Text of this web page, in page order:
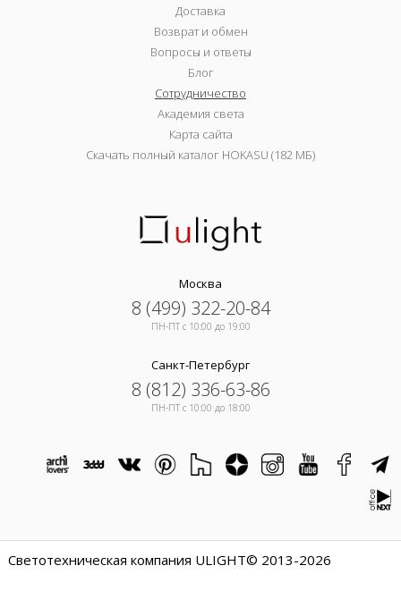
Доставка
Возврат и обмен
Вопросы и ответы
Блог
Сотрудничество
Академия света
Карта сайта
Скачать полный каталог HOKASU (182 МБ)
Москва
8 (499) 322-20-84
ПН-ПТ c 10:00 до 19:00
Санкт-Петербург
8 (812) 336-63-86
ПН-ПТ c 10:00 до 18:00
Светотехническая компания ULIGHT© 2013-2026